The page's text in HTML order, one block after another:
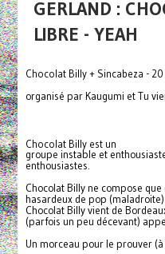
GERLAND :
LIBRE - YEAH
Chocolat Billy + Sincabeza - 20
organisé par Kaugumi et Tu
Chocolat Billy est un
groupe instable et
enthousiastes.
Chocolat Billy ne compose
hasardeux de pop
Chocolat Billy vient de
(parfois un peu décevant)
Un morceau pour le prouver